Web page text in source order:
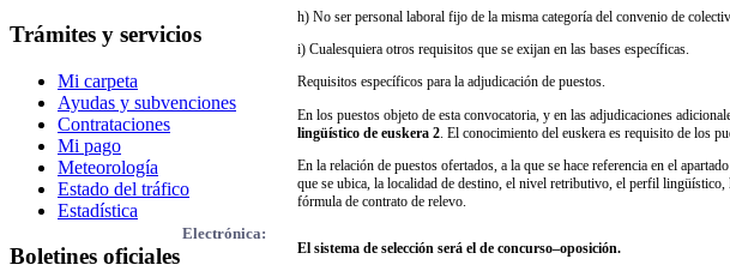
h) No ser personal laboral fijo de la misma categoría del convenio de
i) Cualesquiera otros requisitos que se exijan en las bases específicas.
Requisitos específicos para la adjudicación de puestos.
En los puestos objeto de esta convocatoria, y en las adjudicaciones
lingüístico de euskera 2. El conocimiento del euskera es requisito de los
En la relación de puestos ofertados, a la que se hace referencia en el
que se ubica, la localidad de destino, el nivel retributivo, el perfil
fórmula de contrato de relevo.
El sistema de selección será el de concurso–oposición.
Electrónica:
Trámites y servicios
Mi carpeta
Ayudas y subvenciones
Contrataciones
Mi pago
Meteorología
Estado del tráfico
Estadística
Boletines oficiales